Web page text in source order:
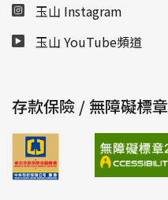
玉山 Instagram
玉山 YouTube頻道
存款保險 / 無障礙標章